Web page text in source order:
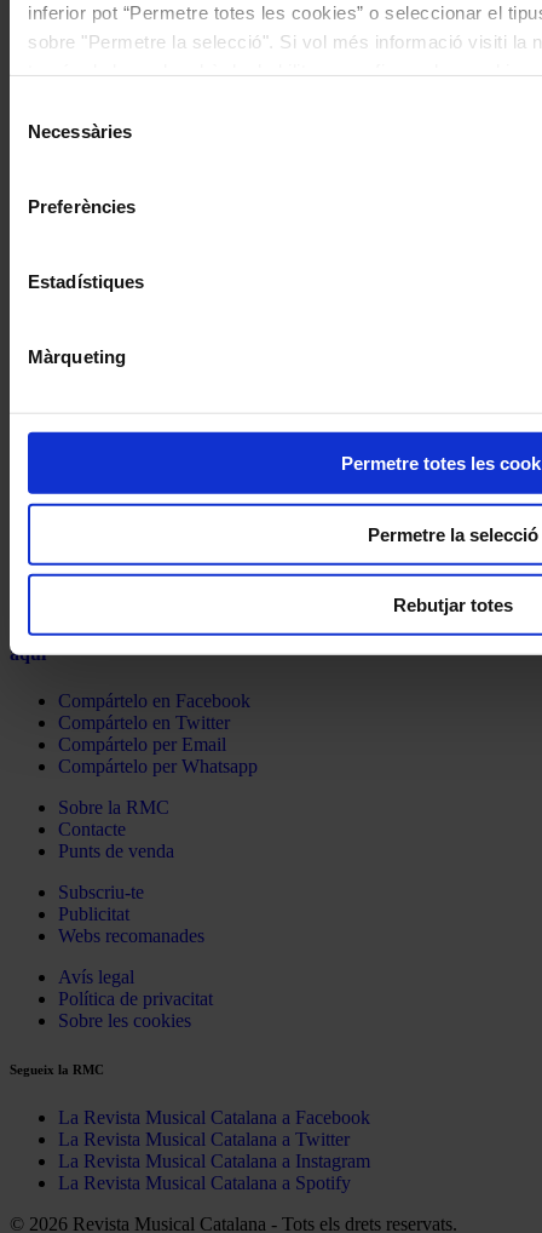
inferior pot “Permetre totes les cookies” o seleccionar el
sobre "Permetre la selecció". Si vol més informació visiti la
Necessàries
Preferències
Estadístiques
Màrqueting
Permetre totes les
Permetre la selecció
Rebutjar totes
Twitter feed is not available at the moment.
Segueix-nos a Twitter
Accedeix a l’hemeroteca de la Revista Musical Catalanaclicant
aquí
Compártelo en Facebook
Compártelo en Twitter
Compártelo per Email
Compártelo per Whatsapp
Sobre la RMC
Contacte
Punts de venda
Subscriu-te
Publicitat
Webs recomanades
Avís legal
Política de privacitat
Sobre les cookies
Segueix la RMC
La Revista Musical Catalana a Facebook
La Revista Musical Catalana a Twitter
La Revista Musical Catalana a Instagram
La Revista Musical Catalana a Spotify
© 2026 Revista Musical Catalana - Tots els drets reservats.